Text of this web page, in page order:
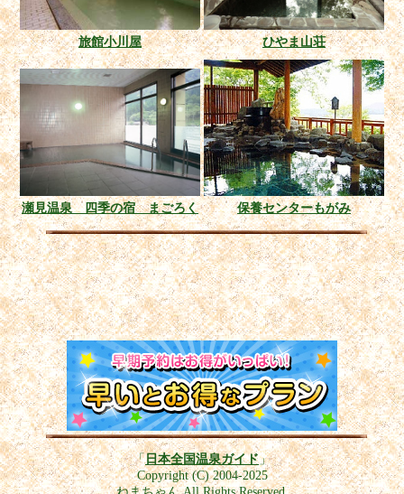
旅館小川屋 ひやま山荘
瀬見温泉 四季の宿 まごろく 保養センターもがみ
「日本全国温泉ガイド」
Copyright (C) 2004-2025
ねまちゃん All Rights Reserved.